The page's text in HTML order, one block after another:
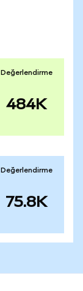
Değerlendirme
484K
Değerlendirme
75.8K